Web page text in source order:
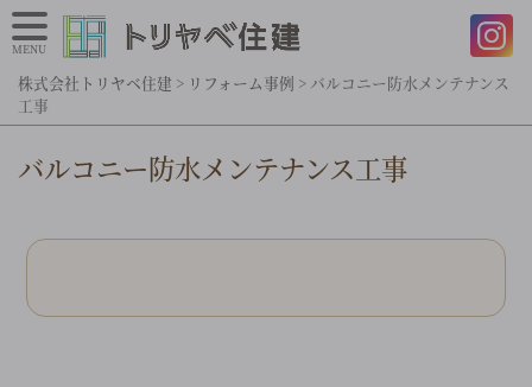
株式会社トリヤベ住建 > リフォーム事例 > バルコニー防水メンテナンス
工事
バルコニー防水メンテナンス工事
MENU